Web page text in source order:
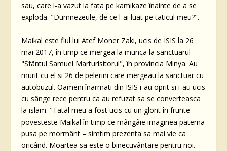
sau, care l-a vazut la fata pe kamikaze înainte de a se
exploda. "Dumnezeule, de ce l-ai luat pe taticul meu?".
Maikal este fiul lui Atef Moner Zaki, ucis de ISIS la 26
mai 2017, în timp ce mergea la munca la sanctuarul
"Sfântul Samuel Marturisitorul", în provincia Minya. Au
murit cu el si 26 de pelerini care mergeau la sanctuar cu
autobuzul. Oameni înarmati din ISIS i-au oprit si i-au ucis
cu sânge rece pentru ca au refuzat sa se converteasca
la islam. "Tatal meu a fost ucis cu un glont în frunte –
povesteste Maikal în timp ce mângâie imaginea paterna
pusa pe mormânt – simtim prezenta sa mai vie ca
oricând. Moartea sa este o binecuvântare pentru noi.